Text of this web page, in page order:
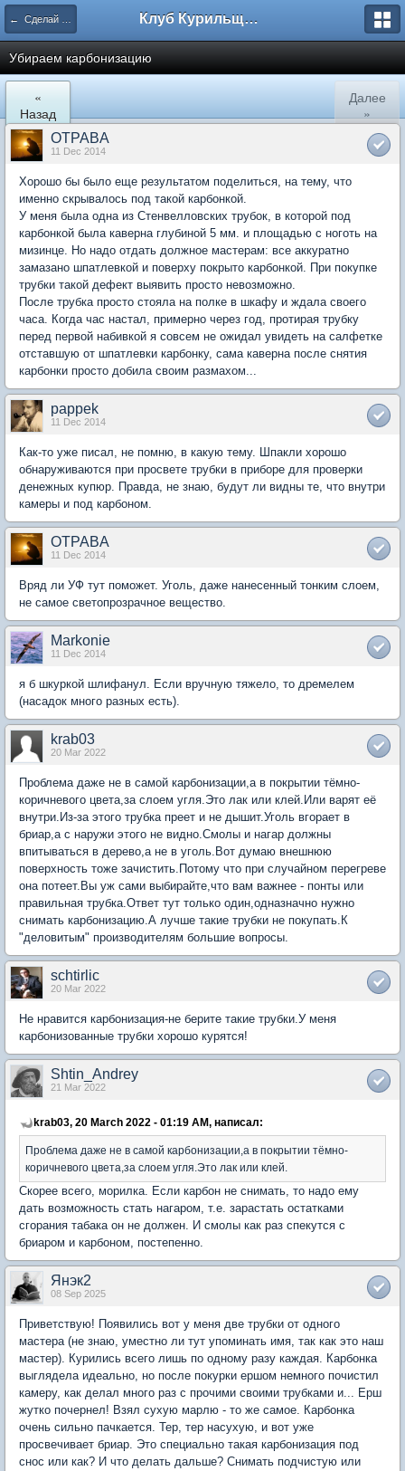
← Сделай сам Клуб Курильщиков Трубки
Убираем карбонизацию
«
Назад
Далее
»
OTPABA
11 Dec 2014
Хорошо бы было еще результатом поделиться, на тему, что
именно скрывалось под такой карбонкой.
У меня была одна из Стенвелловских трубок, в которой под
карбонкой была каверна глубиной 5 мм. и площадью с ноготь на
мизинце. Но надо отдать должное мастерам: все аккуратно
замазано шпатлевкой и поверху покрыто карбонкой. При покупке
трубки такой дефект выявить просто невозможно.
После трубка просто стояла на полке в шкафу и ждала своего
часа. Когда час настал, примерно через год, протирая трубку
перед первой набивкой я совсем не ожидал увидеть на салфетке
отставшую от шпатлевки карбонку, сама каверна после снятия
карбонки просто добила своим размахом...
pappek
11 Dec 2014
Как-то уже писал, не помню, в какую тему. Шпакли хорошо
обнаруживаются при просвете трубки в приборе для проверки
денежных купюр. Правда, не знаю, будут ли видны те, что внутри
камеры и под карбоном.
OTPABA
11 Dec 2014
Вряд ли УФ тут поможет. Уголь, даже нанесенный тонким слоем,
не самое светопрозрачное вещество.
Markonie
11 Dec 2014
я б шкуркой шлифанул. Если вручную тяжело, то дремелем
(насадок много разных есть).
krab03
20 Mar 2022
Проблема даже не в самой карбонизации,а в покрытии тёмно-
коричневого цвета,за слоем угля.Это лак или клей.Или варят её
внутри.Из-за этого трубка преет и не дышит.Уголь вгорает в
бриар,а с наружи этого не видно.Смолы и нагар должны
впитываться в дерево,а не в уголь.Вот думаю внешнюю
поверхность тоже зачистить.Потому что при случайном перегреве
она потеет.Вы уж сами выбирайте,что вам важнее - понты или
правильная трубка.Ответ тут только один,одназначно нужно
снимать карбонизацию.А лучше такие трубки не покупать.К
"деловитым" производителям большие вопросы.
schtirlic
20 Mar 2022
Не нравится карбонизация-не берите такие трубки.У меня
карбонизованные трубки хорошо курятся!
Shtin_Andrey
21 Mar 2022
krab03, 20 March 2022 - 01:19 AM, написал:
Проблема даже не в самой карбонизации,а в покрытии тёмно-
коричневого цвета,за слоем угля.Это лак или клей.
Скорее всего, морилка. Если карбон не снимать, то надо ему
дать возможность стать нагаром, т.е. зарастать остатками
сгорания табака он не должен. И смолы как раз спекутся с
бриаром и карбоном, постепенно.
Янэк2
08 Sep 2025
Приветствую! Появились вот у меня две трубки от одного
мастера (не знаю, уместно ли тут упоминать имя, так как это наш
мастер). Курились всего лишь по одному разу каждая. Карбонка
выглядела идеально, но после покурки ершом немного почистил
камеру, как делал много раз с прочими своими трубками и... Ерш
жутко почернел! Взял сухую марлю - то же самое. Карбонка
очень сильно пачкается. Тер, тер насухую, и вот уже
просвечивает бриар. Это специально такая карбонизация под
снос или как? И что делать дальше? Снимать подчистую или